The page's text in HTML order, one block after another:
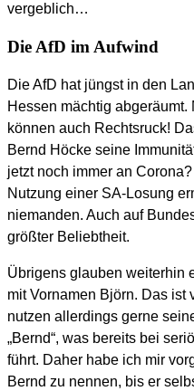
vergeblich…
Die AfD im Aufwind
Die AfD hat jüngst in den
Hessen mächtig
können auch Rechtsruck!
Bernd Höcke seine
jetzt noch immer an
Nutzung einer SA-Losung
niemanden. Auch auf
größter Beliebtheit.
Übrigens glauben weiterhin
mit Vornamen Björn. Das ist
nutzen allerdings gerne
„Bernd“, was bereits bei
führt. Daher habe ich mir
Bernd zu nennen, bis er